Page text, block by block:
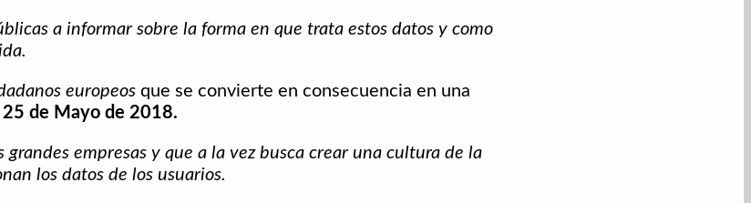
a informar sobre la forma en que trata estos datos y como
europeos que se convierte en consecuencia en una
de Mayo de 2018.
empresas y que a la vez busca crear una cultura de la
los datos de los usuarios.